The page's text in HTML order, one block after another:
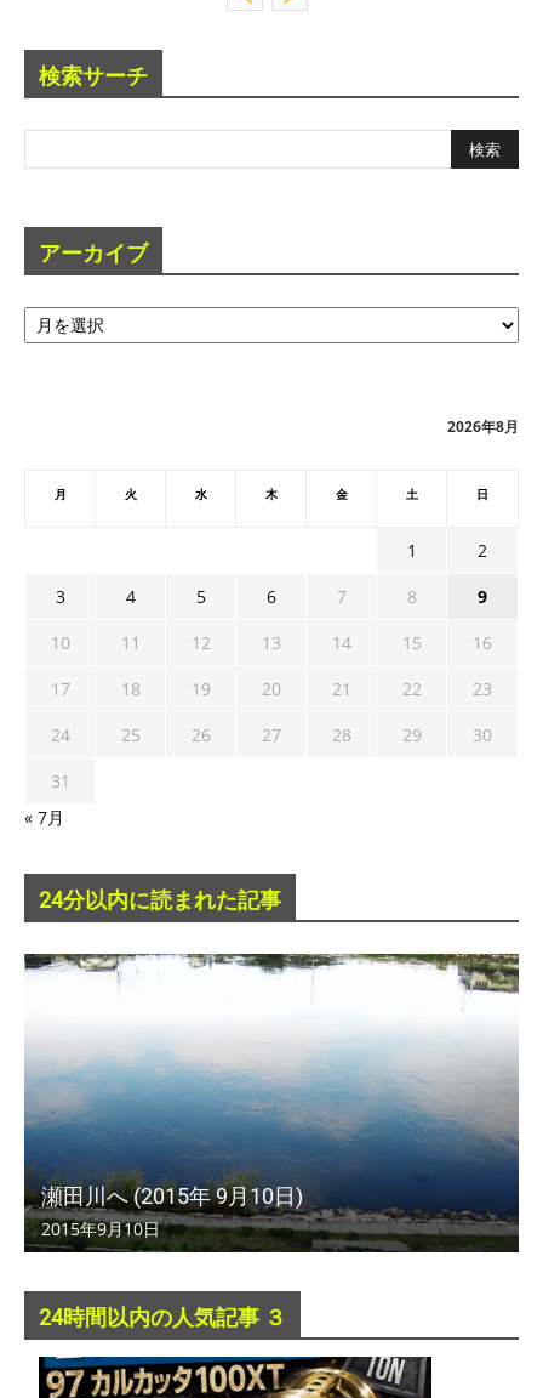
検索サーチ
アーカイブ
ア
ー
2026年8月
月 火 水 木 金 土 日
1
2
3
4 5 6 7 8
9
10
11 12 13 14 15
16
17
18 19 20 21 22
23
24
25 26 27 28 29
30
31
« 7月
24分以内に読まれた記事
瀬田川へ (2015年 9月10日)
2015年9月10日
24時間以内の人気記事 ３